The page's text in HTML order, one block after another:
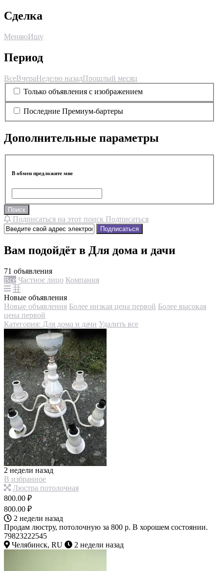
Сделка
МеняюИщу
Период
ВсеВчераНеделю назадПрошлый месяц
Только объявления с изображением
Последние Премиум-бартеры
Дополнительные параметры
В обмен предложите мне
Поиск
Подписаться на этот поиск Подписаться
Подписаться
Вам подойдёт в Для дома и дачи
71 объявления
Все Частное лицо Компания
Новые объявления
Новые объявления Более низкая цена первой Более высокая
цена первой
Категория: Для дома и дачи Удалить все
2 недели назад
В избранное
Люстра потолочная
800.00 ₽
800.00 ₽
2 недели назад
Продам люстру, потолочную за 800 р. В хорошем состоянии.
79823222545
Челябинск, RU
2 недели назад